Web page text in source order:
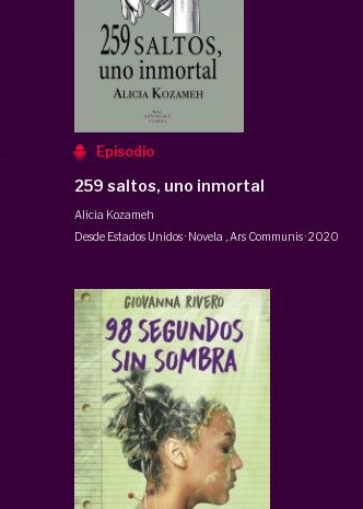
Episodio
259 saltos, uno inmortal
Alicia Kozameh
Desde Estados Unidos · Novela
Ars Communis·2020